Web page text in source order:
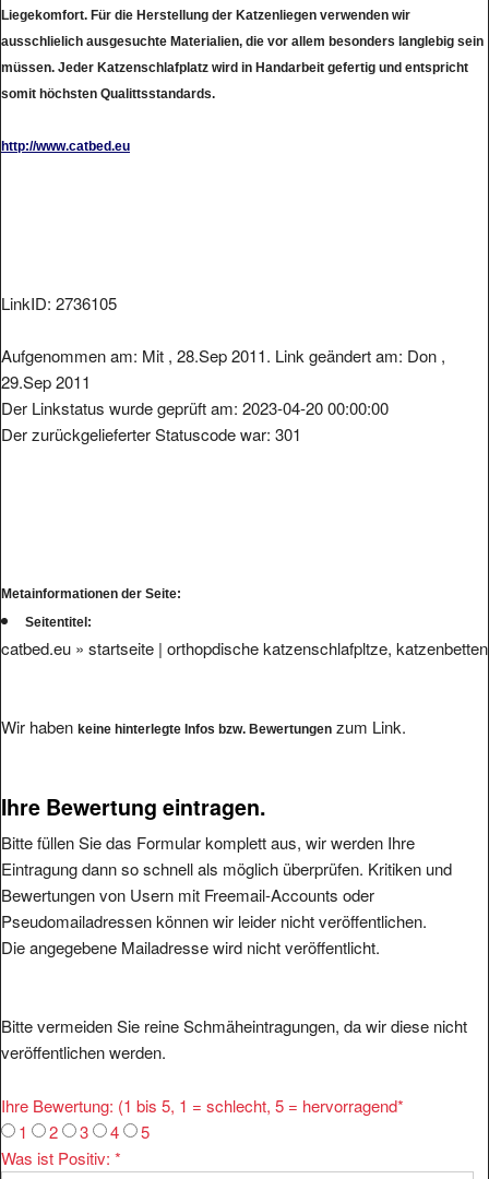
Liegekomfort. Für die Herstellung der Katzenliegen verwenden wir
ausschlielich ausgesuchte Materialien, die vor allem besonders langlebig sein
müssen. Jeder Katzenschlafplatz wird in Handarbeit gefertig und entspricht
somit höchsten Qualittsstandards.
http://www.catbed.eu
LinkID: 2736105
Aufgenommen am: Mit , 28.Sep 2011. Link geändert am: Don ,
29.Sep 2011
Der Linkstatus wurde geprüft am: 2023-04-20 00:00:00
Der zurückgelieferter Statuscode war: 301
Metainformationen der Seite:
Seitentitel:
catbed.eu » startseite | orthopdische katzenschlafpltze, katzenbetten
Wir haben keine hinterlegte Infos bzw. Bewertungen zum Link.
Ihre Bewertung eintragen.
Bitte füllen Sie das Formular komplett aus, wir werden Ihre
Eintragung dann so schnell als möglich überprüfen. Kritiken und
Bewertungen von Usern mit Freemail-Accounts oder
Pseudomailadressen können wir leider nicht veröffentlichen.
Die angegebene Mailadresse wird nicht veröffentlicht.
Bitte vermeiden Sie reine Schmäheintragungen, da wir diese nicht
veröffentlichen werden.
Ihre Bewertung: (1 bis 5, 1 = schlecht, 5 = hervorragend*
1
2 3 4
5
Was ist Positiv: *